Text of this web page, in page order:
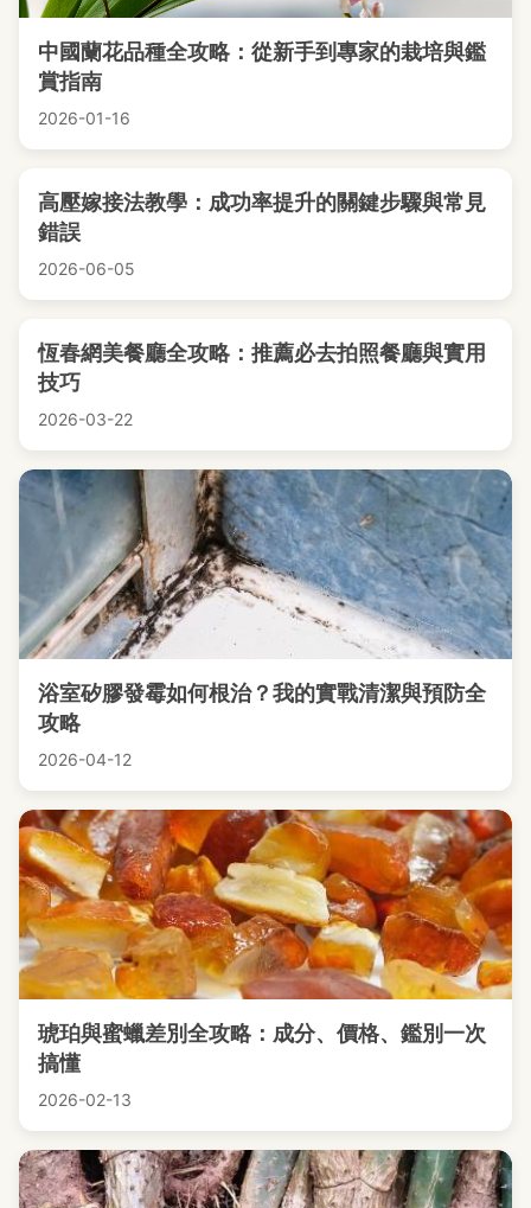
中國蘭花品種全攻略：從新手到專家的栽培與鑑
賞指南
2026-01-16
高壓嫁接法教學：成功率提升的關鍵步驟與常見
錯誤
2026-06-05
恆春網美餐廳全攻略：推薦必去拍照餐廳與實用
技巧
2026-03-22
浴室矽膠發霉如何根治？我的實戰清潔與預防全
攻略
2026-04-12
琥珀與蜜蠟差別全攻略：成分、價格、鑑別一次
搞懂
2026-02-13